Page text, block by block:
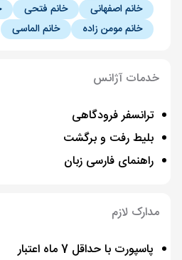
خانم اصفهانی
خانم فتحی
خانم مومن زاده
خانم الماسی
خدمات آژانس
ترانسفر فرودگاهی
بلیط رفت و برگشت
راهنمای فارسی زبان
مدارک لازم
پاسپورت با حداقل 7 ماه اعتبار